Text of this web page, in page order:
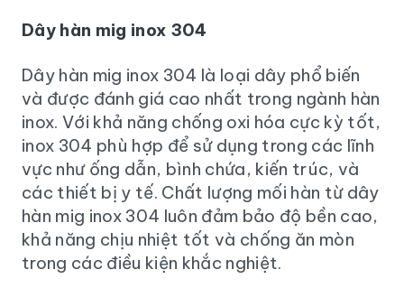
Dây hàn mig inox 304
Dây hàn mig inox 304 là loại dây phổ biến
và được đánh giá cao nhất trong ngành hàn
inox. Với khả năng chống oxi hóa cực kỳ tốt,
inox 304 phù hợp để sử dụng trong các lĩnh
vực như ống dẫn, bình chứa, kiến trúc, và
các thiết bị y tế. Chất lượng mối hàn từ dây
hàn mig inox 304 luôn đảm bảo độ bền cao,
khả năng chịu nhiệt tốt và chống ăn mòn
trong các điều kiện khắc nghiệt.